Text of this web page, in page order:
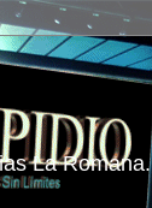
La Romana.